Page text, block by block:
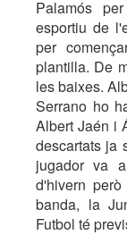
Palamós
esportiu de
per
plantilla. De
les baixes.
Serrano ho
Albert Jaén i
descartats ja
jugador va
d'hivern
banda, la
Futbol té